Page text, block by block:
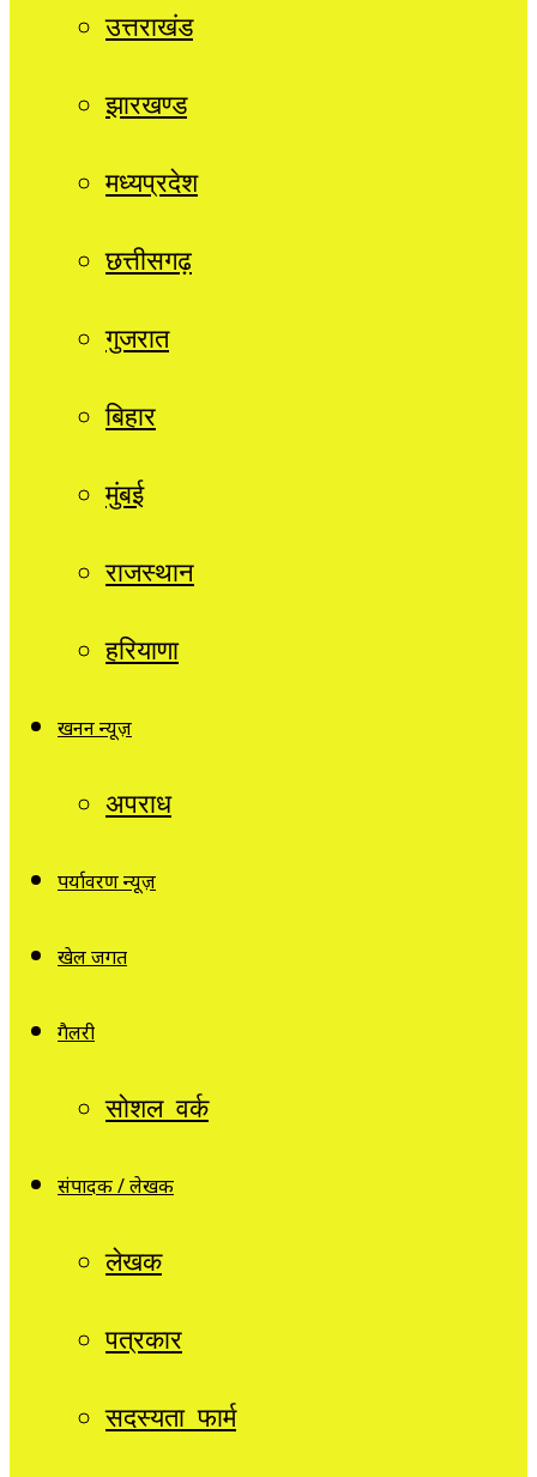
उत्तराखंड
झारखण्ड
मध्यप्रदेश
छत्तीसगढ़
गुजरात
बिहार
मुंबई
राजस्थान
हरियाणा
खनन न्यूज़
अपराध
पर्यावरण न्यूज़
खेल जगत
गैलरी
सोशल वर्क
संपादक / लेखक
लेखक
पत्रकार
सदस्यता फार्म